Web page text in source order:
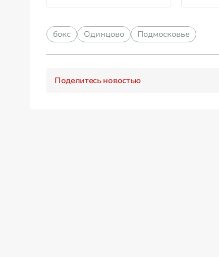
бокс Одинцово Подмосковье
Поделитесь новостью